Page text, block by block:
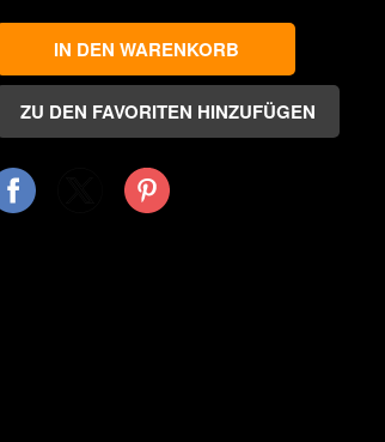
Pinterest